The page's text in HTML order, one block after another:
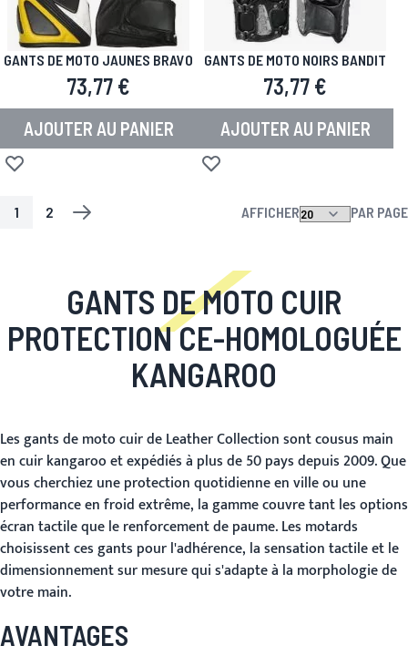
GANTS DE MOTO JAUNES BRAVO
73,77 €
AJOUTER AU PANIER
Ajouter à la liste d'achats
GANTS DE MOTO NOIRS BANDIT
73,77 €
AJOUTER AU PANIER
Ajouter à la liste d'achats
PAGEVOUS LISEZ ACTUELLEMENT LA PAGE
1
PAGE
2
PAGE
SUIV.
AFFICHER PAR PAGE
GANTS DE MOTO CUIR
PROTECTION CE-HOMOLOGUÉE
KANGAROO
Les gants de moto cuir de Leather Collection sont cousus main
en cuir kangaroo et expédiés à plus de 50 pays depuis 2009. Que
vous cherchiez une protection quotidienne en ville ou une
performance en froid extrême, la gamme couvre tant les options
écran tactile que le renforcement de paume. Les motards
choisissent ces gants pour l'adhérence, la sensation tactile et le
dimensionnement sur mesure qui s'adapte à la morphologie de
votre main.
AVANTAGES